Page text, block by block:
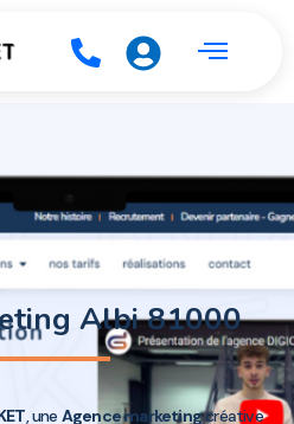
Albi 81000
, une Agence marketingcréative